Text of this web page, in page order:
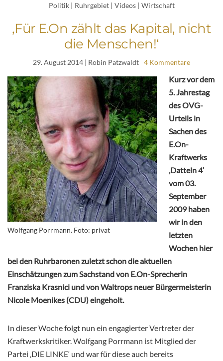
Politik | Ruhrgebiet | Videos | Wirtschaft
‚Für E.On zählt das Kapital, nicht
die Menschen!‘
29. August 2014 | Robin Patzwaldt 4 Kommentare
Wolfgang Porrmann. Foto: privat
Kurz vor dem
5. Jahrestag
des OVG-
Urteils in
Sachen des
E.On-
Kraftwerks
‚Datteln 4‘
vom 03.
September
2009 haben
wir in den
letzten
Wochen hier
bei den Ruhrbaronen zuletzt schon die aktuellen
Einschätzungen zum Sachstand von E.On-Sprecherin
Franziska Krasnici und von Waltrops neuer Bürgermeisterin
Nicole Moenikes (CDU) eingeholt.
In dieser Woche folgt nun ein engagierter Vertreter der
Kraftwerkskritiker. Wolfgang Porrmann ist Mitglied der
Partei ‚DIE LINKE‘ und war für diese auch bereits